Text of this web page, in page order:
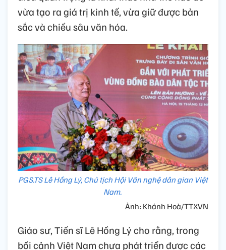
vừa tạo ra giá trị kinh tế, vừa giữ được bản
sắc và chiều sâu văn hóa.
PGS.TS Lê Hồng Lý, Chủ tịch Hội Văn nghệ dân gian Việt
Nam.
Ảnh: Khánh Hoà/TTXVN
Giáo sư, Tiến sĩ Lê Hồng Lý cho rằng, trong
bối cảnh Việt Nam chưa phát triển được các